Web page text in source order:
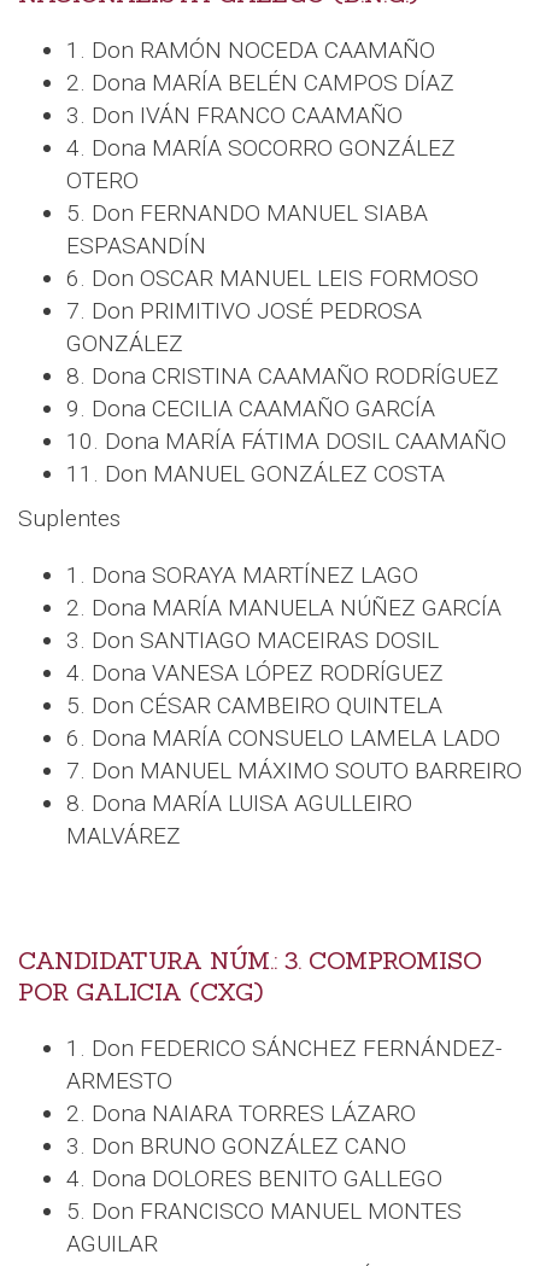
1. Don RAMÓN NOCEDA CAAMAÑO
2. Dona MARÍA BELÉN CAMPOS DÍAZ
3. Don IVÁN FRANCO CAAMAÑO
4. Dona MARÍA SOCORRO GONZÁLEZ
OTERO
5. Don FERNANDO MANUEL SIABA
ESPASANDÍN
6. Don OSCAR MANUEL LEIS FORMOSO
7. Don PRIMITIVO JOSÉ PEDROSA
GONZÁLEZ
8. Dona CRISTINA CAAMAÑO RODRÍGUEZ
9. Dona CECILIA CAAMAÑO GARCÍA
10. Dona MARÍA FÁTIMA DOSIL CAAMAÑO
11. Don MANUEL GONZÁLEZ COSTA
Suplentes
1. Dona SORAYA MARTÍNEZ LAGO
2. Dona MARÍA MANUELA NÚÑEZ GARCÍA
3. Don SANTIAGO MACEIRAS DOSIL
4. Dona VANESA LÓPEZ RODRÍGUEZ
5. Don CÉSAR CAMBEIRO QUINTELA
6. Dona MARÍA CONSUELO LAMELA LADO
7. Don MANUEL MÁXIMO SOUTO BARREIRO
8. Dona MARÍA LUISA AGULLEIRO
MALVÁREZ
CANDIDATURA NÚM.: 3. COMPROMISO
POR GALICIA (CXG)
1. Don FEDERICO SÁNCHEZ FERNÁNDEZ-
ARMESTO
2. Dona NAIARA TORRES LÁZARO
3. Don BRUNO GONZÁLEZ CANO
4. Dona DOLORES BENITO GALLEGO
5. Don FRANCISCO MANUEL MONTES
AGUILAR